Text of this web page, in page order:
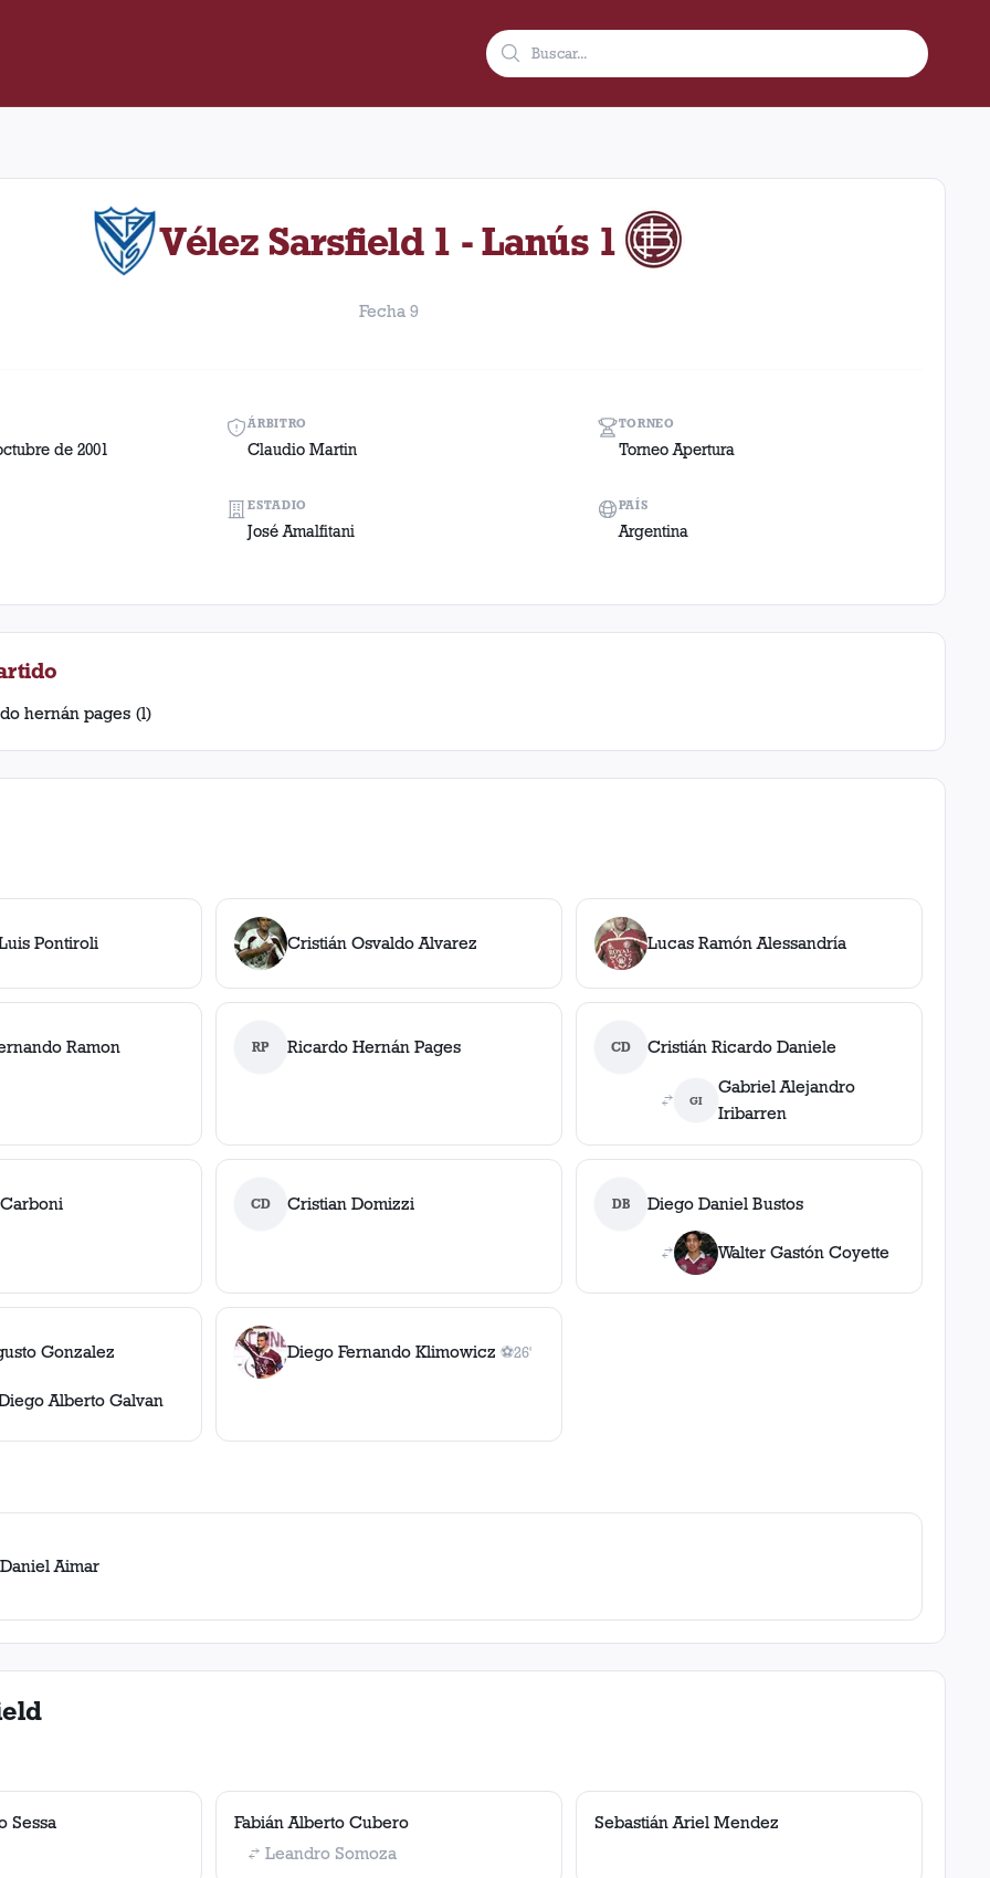
Lanús y Vélez Sarsfield disputado el Miércoles, 3 de octubre de 2001 como visitante en el estadio José Amalfitani (Argentina).
Vélez Sarsfield 1 - Lanús 1
Fecha 9
de 2001
ÁRBITRO
Claudio Martin
TORNEO
Torneo Apertura
ESTADIO
José Amalfitani
PAÍS
Argentina
hernán pages (l)
Pontiroli Cristián Osvaldo Alvarez Lucas Ramón Alessandría
Ramon RP Ricardo Hernán Pages CD Cristián Ricardo Daniele
GI
Gabriel Alejandro
Iribarren
CD Cristian Domizzi DB Diego Daniel Bustos
Walter Gastón Coyette
Gonzalez
Alberto Galvan
Diego Fernando Klimowicz ⚽
1gol
26'
Aimar
Sessa
Fabián Alberto Cubero
Leandro Somoza
Sebastián Ariel Mendez